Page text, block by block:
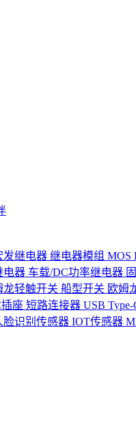
发继电器 继电器模组 MOS
电器 车载/DC功率继电器
龙轻触开关 船型开关 欧姆
座 短路连接器 USB
脸识别传感器 IOT传感器